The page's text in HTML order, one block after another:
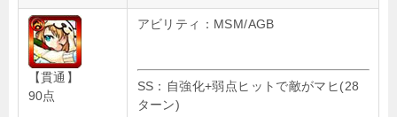
【貫通】
90点
アビリティ：MSM/AGB
SS：自強化+弱点ヒットで敵がマヒ(28
ターン)